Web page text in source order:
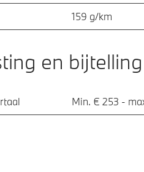
159 g/km
en bijtelling
Min. € 253 -